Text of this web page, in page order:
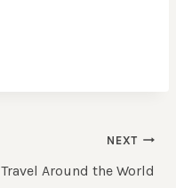
NEXT
Travel Around the World